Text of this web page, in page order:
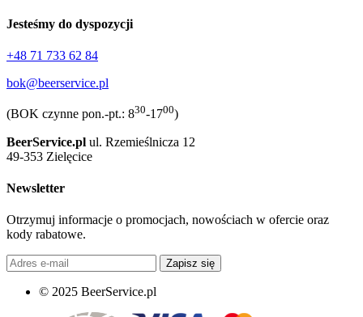
Jesteśmy do dyspozycji
+48 71 733 62 84
bok@beerservice.pl
(BOK czynne pon.-pt.: 830-1700)
BeerService.pl ul. Rzemieślnicza 12
49-353 Zielęcice
Newsletter
Otrzymuj informacje o promocjach, nowościach w ofercie oraz
kody rabatowe.
Zapisz się
© 2025 BeerService.pl